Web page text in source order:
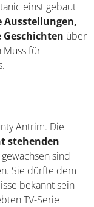
Museum,
Schiffes
an der die
Artefakte
und